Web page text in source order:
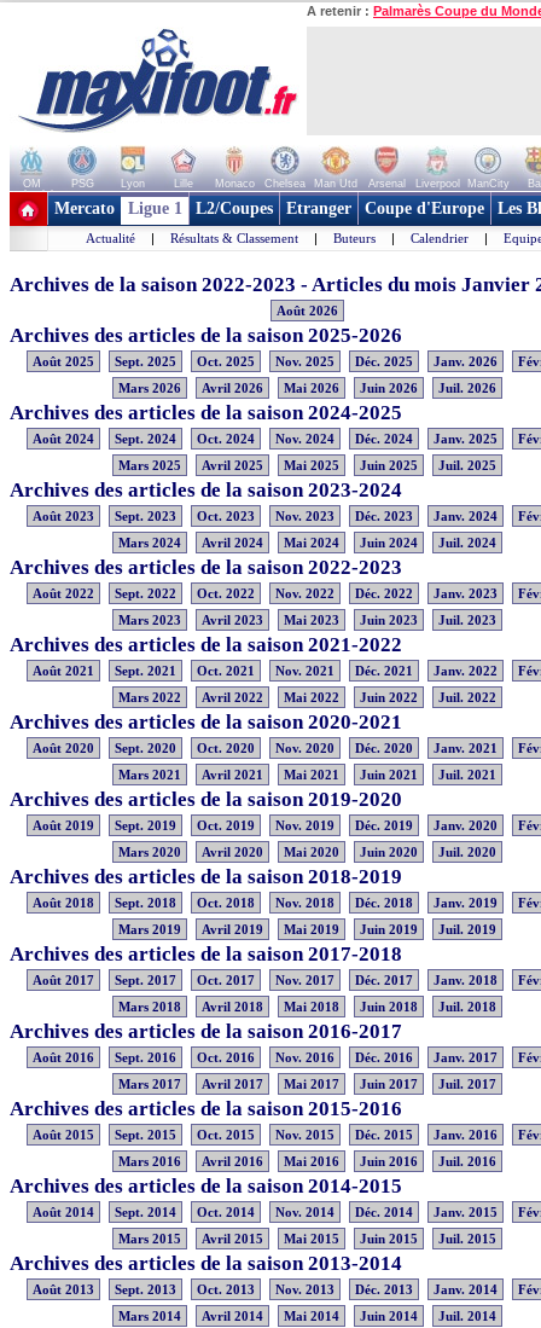
A retenir : Palmarès Coupe du
OM PSG Lyon Lille Monaco Chelsea Man Utd Arsenal Liverpool ManCity
+ de clubs
Mercato Ligue 1 L2/Coupes Etranger Coupe d'Europe Les
Actualité | Résultats & Classement | Buteurs | Calendrier |
Archives de la saison 2022-2023 - Articles du mois Janvier
Août 2026
Archives des articles de la saison 2025-2026
Août 2025 Sept. 2025 Oct. 2025 Nov. 2025 Déc. 2025 Janv. 2026
Mars 2026
Avril 2026 Mai 2026 Juin 2026 Juil. 2026
Archives des articles de la saison 2024-2025
Août 2024 Sept. 2024 Oct. 2024 Nov. 2024 Déc. 2024 Janv. 2025
Mars 2025
Avril 2025 Mai 2025 Juin 2025 Juil. 2025
Archives des articles de la saison 2023-2024
Août 2023 Sept. 2023 Oct. 2023 Nov. 2023 Déc. 2023 Janv. 2024
Mars 2024
Avril 2024 Mai 2024 Juin 2024 Juil. 2024
Archives des articles de la saison 2022-2023
Août 2022 Sept. 2022 Oct. 2022 Nov. 2022 Déc. 2022 Janv. 2023
Mars 2023
Avril 2023 Mai 2023 Juin 2023 Juil. 2023
Archives des articles de la saison 2021-2022
Août 2021 Sept. 2021 Oct. 2021 Nov. 2021 Déc. 2021 Janv. 2022
Mars 2022
Avril 2022 Mai 2022 Juin 2022 Juil. 2022
Archives des articles de la saison 2020-2021
Août 2020 Sept. 2020 Oct. 2020 Nov. 2020 Déc. 2020 Janv. 2021
Mars 2021
Avril 2021 Mai 2021 Juin 2021 Juil. 2021
Archives des articles de la saison 2019-2020
Août 2019 Sept. 2019 Oct. 2019 Nov. 2019 Déc. 2019 Janv. 2020
Mars 2020
Avril 2020 Mai 2020 Juin 2020 Juil. 2020
Archives des articles de la saison 2018-2019
Août 2018 Sept. 2018 Oct. 2018 Nov. 2018 Déc. 2018 Janv. 2019
Mars 2019
Avril 2019 Mai 2019 Juin 2019 Juil. 2019
Archives des articles de la saison 2017-2018
Août 2017 Sept. 2017 Oct. 2017 Nov. 2017 Déc. 2017 Janv. 2018
Mars 2018
Avril 2018 Mai 2018 Juin 2018 Juil. 2018
Archives des articles de la saison 2016-2017
Août 2016 Sept. 2016 Oct. 2016 Nov. 2016 Déc. 2016 Janv. 2017
Mars 2017
Avril 2017 Mai 2017 Juin 2017 Juil. 2017
Archives des articles de la saison 2015-2016
Août 2015 Sept. 2015 Oct. 2015 Nov. 2015 Déc. 2015 Janv. 2016
Mars 2016
Avril 2016 Mai 2016 Juin 2016 Juil. 2016
Archives des articles de la saison 2014-2015
Août 2014 Sept. 2014 Oct. 2014 Nov. 2014 Déc. 2014 Janv. 2015
Mars 2015
Avril 2015 Mai 2015 Juin 2015 Juil. 2015
Archives des articles de la saison 2013-2014
Août 2013 Sept. 2013 Oct. 2013 Nov. 2013 Déc. 2013 Janv. 2014
Mars 2014
Avril 2014 Mai 2014 Juin 2014 Juil. 2014